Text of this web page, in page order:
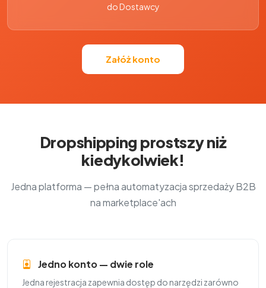
do Dostawcy
Załóż konto
Dropshipping prostszy niż
kiedykolwiek!
Jedna platforma — pełna automatyzacja sprzedaży B2B
na marketplace'ach
Jedno konto — dwie role
Jedna rejestracja zapewnia dostęp do narzędzi zarówno